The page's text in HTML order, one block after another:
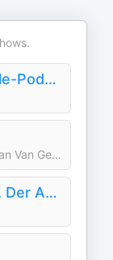
Mac & i - der Apple-Podcast
Lukas Gehrer und Roman Van Genabith
Schleifenquadrat. Der Apple-Podcast von Mac Life.